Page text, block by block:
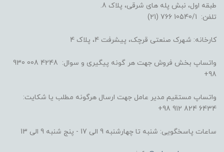
طبقه اول، نبش پله های شرقی، پلاک 8.
تلفن: 10540/1 766 (21)
کارخانه: شهرک صنعتی قرچک، پیشرفت 4، پلاک 4
واتساپ بخش فروش جهت هر گونه پیگیری و سوال: 4248 008 930
98+
واتساپ مستقیم مدیر عامل جهت ارسال هرگونه مطلب یا شکایت:
6434 824 912 98+
ساعات پاسخگویی: شنبه تا چهارشنبه 9 الی 17 - پنج شنبه 9 الی 13